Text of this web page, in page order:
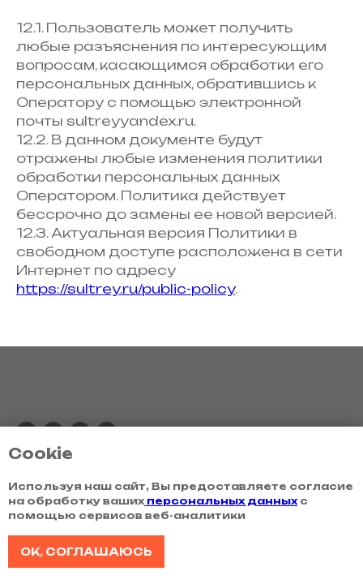
12.1. Пользователь может получить
любые разъяснения по интересующим
вопросам, касающимся обработки его
персональных данных, обратившись к
Оператору с помощью электронной
почты sultreyyandex.ru.
12.2. В данном документе будут
отражены любые изменения политики
обработки персональных данных
Оператором. Политика действует
бессрочно до замены ее новой версией.
12.3. Актуальная версия Политики в
свободном доступе расположена в сети
Интернет по адресу
https://sultrey.ru/public-policy.
ИП Кривилева
Анастасия Андреевна
ОГРНИП
Cookie
Используя наш сайт, Вы предоставляете согласие
на обработку вашихперсональных данныхс
помощью сервисов веб-аналитики
OK, СОГЛАШАЮСЬ